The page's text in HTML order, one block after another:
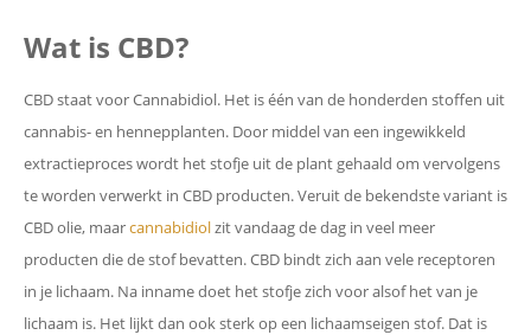
Wat is CBD?
CBD staat voor Cannabidiol. Het is één van de honderden stoffen uit
cannabis- en hennepplanten. Door middel van een ingewikkeld
extractieproces wordt het stofje uit de plant gehaald om vervolgens
te worden verwerkt in CBD producten. Veruit de bekendste variant is
CBD olie, maarcannabidiolzit vandaag de dag in veel meer
producten die de stof bevatten. CBD bindt zich aan vele receptoren
in je lichaam. Na inname doet het stofje zich voor alsof het van je
lichaam is. Het lijkt dan ook sterk op een lichaamseigen stof. Dat is